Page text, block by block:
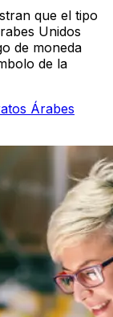
que el tipo
Unidos
de moneda
de la
Árabes